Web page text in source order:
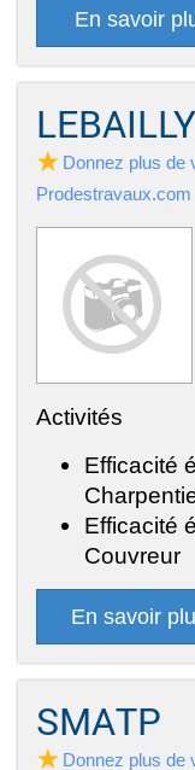
En savoir
Donnez plus de
Prodestravaux.com
Activités
Efficacité
Efficacité
Couvreur
En savoir
SMATP
Donnez plus de